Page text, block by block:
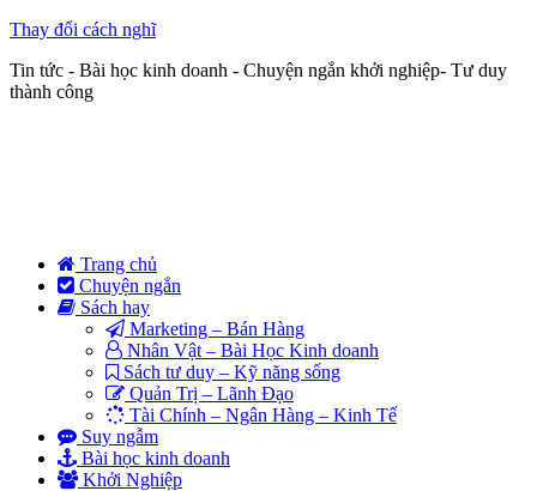
Thay đổi cách nghĩ
Tin tức - Bài học kinh doanh - Chuyện ngắn khởi nghiệp- Tư duy
thành công
Trang chủ
Chuyện ngắn
Sách hay
Marketing – Bán Hàng
Nhân Vật – Bài Học Kinh doanh
Sách tư duy – Kỹ năng sống
Quản Trị – Lãnh Đạo
Tài Chính – Ngân Hàng – Kinh Tế
Suy ngẫm
Bài học kinh doanh
Khởi Nghiệp